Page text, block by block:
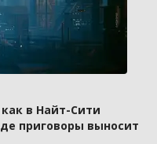
в Найт-Сити
приговоры выносит